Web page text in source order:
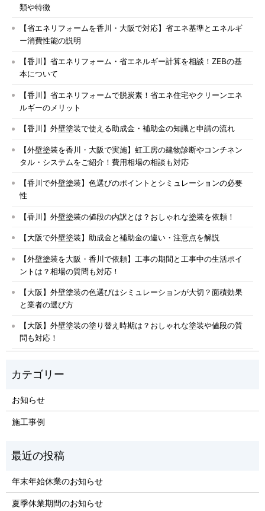
類や特徴
【省エネリフォームを香川・大阪で対応】省エネ基準とエネルギ
ー消費性能の説明
【香川】省エネリフォーム・省エネルギー計算を相談！ZEBの基
本について
【香川】省エネリフォームで脱炭素！省エネ住宅やクリーンエネ
ルギーのメリット
【香川】外壁塗装で使える助成金・補助金の知識と申請の流れ
【外壁塗装を香川・大阪で実施】虹工房の建物診断やコンチネン
タル・システムをご紹介！費用相場の相談も対応
【香川で外壁塗装】色選びのポイントとシミュレーションの必要
性
【香川】外壁塗装の値段の内訳とは？おしゃれな塗装を依頼！
【大阪で外壁塗装】助成金と補助金の違い・注意点を解説
【外壁塗装を大阪・香川で依頼】工事の期間と工事中の生活ポイ
ントは？相場の質問も対応！
【大阪】外壁塗装の色選びはシミュレーションが大切？面積効果
と業者の選び方
【大阪】外壁塗装の塗り替え時期は？おしゃれな塗装や値段の質
問も対応！
お知らせ
施工事例
年末年始休業のお知らせ
夏季休業期間のお知らせ